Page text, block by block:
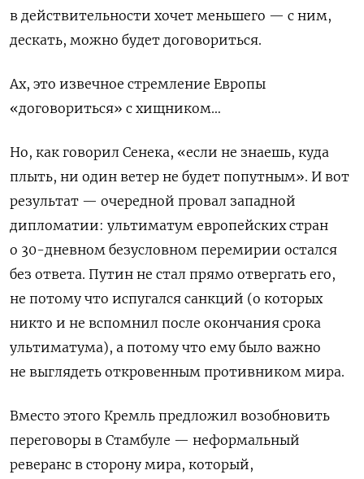
в действительности хочет меньшего — с ним,
дескать, можно будет договориться.
Ах, это извечное стремление Европы
«договориться» с хищником…
Но, как говорил Сенека, «если не знаешь, куда
плыть, ни один ветер не будет попутным». И вот
результат — очередной провал западной
дипломатии: ультиматум европейских стран
о 30-дневном безусловном перемирии остался
без ответа. Путин не стал прямо отвергать его,
не потому что испугался санкций (о которых
никто и не вспомнил после окончания срока
ультиматума), а потому что ему было важно
не выглядеть откровенным противником мира.
Вместо этого Кремль предложил возобновить
переговоры в Стамбуле — неформальный
реверанс в сторону мира, который,